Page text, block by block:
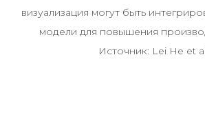
визуализация могут быть
модели для повышения
Источник: Lei He et